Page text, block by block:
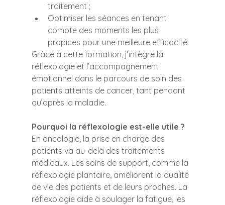
traitement ;
Optimiser les séances en tenant
compte des moments les plus
propices pour une meilleure efficacité.
Grâce à cette formation, j’intègre la
réflexologie et l’accompagnement
émotionnel dans le parcours de soin des
patients atteints de cancer, tant pendant
qu’après la maladie.
Pourquoi la réflexologie est-elle utile ?
En oncologie, la prise en charge des
patients va au-delà des traitements
médicaux. Les soins de support, comme la
réflexologie plantaire, améliorent la qualité
de vie des patients et de leurs proches. La
réflexologie aide à soulager la fatigue, les